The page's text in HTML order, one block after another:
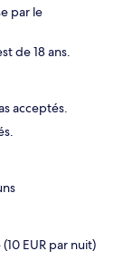
par le
de 18 ans.
acceptés.
EUR par nuit)